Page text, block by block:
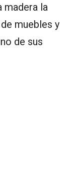
madera la
muebles y
de sus